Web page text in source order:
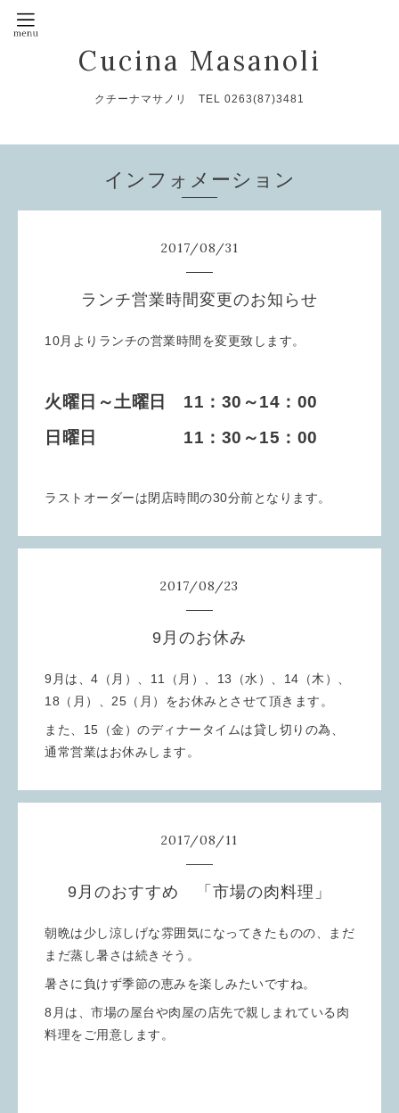
Cucina Masanoli
クチーナマサノリ TEL 0263(87)3481
インフォメーション
2017/08/31
ランチ営業時間変更のお知らせ
10月よりランチの営業時間を変更致します。
火曜日～土曜日 11：30～14：00
日曜日 11：30～15：00
ラストオーダーは閉店時間の30分前となります。
2017/08/23
9月のお休み
9月は、4（月）、11（月）、13（水）、14（木）、
18（月）、25（月）をお休みとさせて頂きます。
また、15（金）のディナータイムは貸し切りの為、
通常営業はお休みします。
2017/08/11
9月のおすすめ 「市場の肉料理」
朝晩は少し涼しげな雰囲気になってきたものの、まだ
まだ蒸し暑さは続きそう。
暑さに負けず季節の恵みを楽しみたいですね。
8月は、市場の屋台や肉屋の店先で親しまれている肉
料理をご用意します。